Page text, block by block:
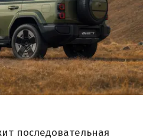
последовательная